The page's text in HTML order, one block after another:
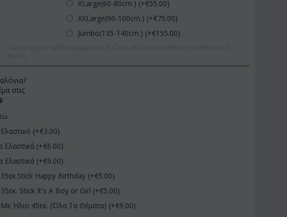
XLarge(60-80cm.) (+€55.00)
XXLarge(90-100cm.) (+€75.00)
Jumbo(135-140cm.) (+€155.00)
στις
:
(+€3.00)
Ελαστικά (+€6.00)
Ελαστικά (+€9.00)
Happy Birthday (+€5.00)
Stick It's A Boy or Girl (+€5.00)
Ήλιο 45εκ. (Όλα Τα Θέματα) (+€9.00)